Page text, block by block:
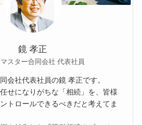
鏡 孝正
スター合同会社 代表社員
会社代表社員の鏡 孝正です。
せになりがちな「相続」を、皆様
トロールできるべきだと考えてま